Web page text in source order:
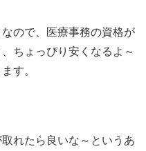
ので、医療事務の資格が
ちょっぴり安くなるよ～
す。
れたら良いな～というあ